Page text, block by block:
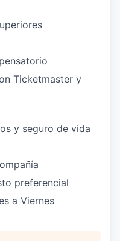
Ticketmaster y
y seguro de vida
preferencial
a Viernes